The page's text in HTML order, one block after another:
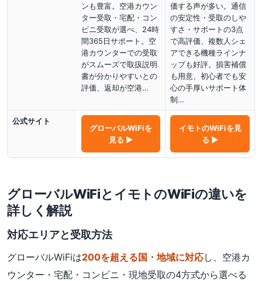
ンも豊富。空港カウン
ター受取・宅配・コン
ビニ受取が選べ、24時
間365日サポート。空
港カウンターでの受取
がスムーズで取扱説明
書が分かりやすいとの
評価、返却が空港…
価する声が多い。通信
の安定性・受取のしや
すさ・サポートの3点
で高評価、複数人シェ
アできる機種ラインナ
ップも好評。損害補償
も用意、初心者でも安
心の手厚いサポート体
制…
公式サイト
グローバルWiFiを
見る ▶
イモトのWiFiを見
る ▶
グローバルWiFiとイモトのWiFiの違いを
詳しく解説
対応エリアと受取方法
グローバルWiFiは200を超える国・地域に対応し、空港カ
ウンター・宅配・コンビニ・現地受取の4方式から選べる